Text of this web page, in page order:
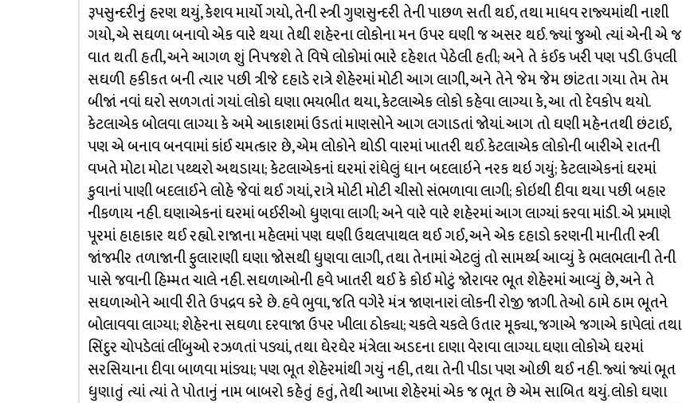
રૂપસુન્દરીનું હરણ થયું, કેશવ માર્યો ગયો, તેની સ્ત્રી ગુણસુન્દરી તેની પાછળ સતી થઈ, તથા માધવ રાજ્યમાંથી નાશી
ગયો, એ સઘળા બનાવો એક વારે થયા તેથી શહેરના લોકોના મન ઉપર ઘણી જ અસર થઈ. જ્યાં જુઓ ત્યાં એની એ જ
વાત થતી હતી, અને આગળ શું નિપજશે તે વિષે લોકોમાં ભારે દહેશત પેઠેલી હતી; અને તે કંઈક ખરી પણ પડી. ઉપલી
સઘળી હકીકત બની ત્યાર પછી ત્રીજે દહાડે રાત્રે શેહેરમાં મોટી આગ લાગી, અને તેને જેમ જેમ છાંટતા ગયા તેમ તેમ
બીજાં નવાં ઘરો સળગતાં ગયાં. લોકો ઘણા ભયભીત થયા, કેટલાએક લોકો કહેવા લાગ્યા કે, આ તો દેવકોપ થયો.
કેટલાએક બોલવા લાગ્યા કે અમે આકાશમાં ઉડતાં માણસોને આગ લગાડતાં જોયાં. આગ તો ઘણી મહેનતથી છંટાઈ,
પણ એ બનાવ બનવામાં કાંઈ ચમત્કાર છે, એમ લોકોને થોડી વારમાં ખાતરી થઈ. કેટલાએક લોકોની બારીએ રાતની
વખતે મોટા મોટા પથ્થરો અથડાયા; કેટલાએકનાં ઘરમાં રાંધેલું ધાન બદલાઇને નરક થઇ ગયું; કેટલાએકનાં ઘરમાં
કુવાનાં પાણી બદલાઈને લોહે જેવાં થઈ ગયાં, રાત્રે મોટી મોટી ચીસો સંભળાવા લાગી; કોઇથી દીવા થયા પછી બહાર
નીકળાય નહી. ઘણાએકનાં ઘરમાં બઈરીઓ ધુણવા લાગી; અને વારે વારે શહેરમાં આગ લાગ્યાં કરવા માંડી. એ પ્રમાણે
પૂરમાં હાહાકાર થઈ રહ્યો. રાજાના મહેલમાં પણ ઘણી ઉથલપાથલ થઈ ગઈ, અને એક દહાડો કરણની માનીતી સ્ત્રી
જાંજમીર તળાજાની ફુલારાણી ઘણા જોસથી ધુણવા લાગી, તથા તેનામાં એટલું તો સામર્થ્ય આવ્યું કે ભલભલાની તેની
પાસે જવાની હિમ્મત ચાલે નહી. સઘળાઓની હવે ખાતરી થઈ કે કોઈ મોટું જોરાવર ભૂત શેહેરમાં આવ્યું છે, અને તે
સઘળાઓને આવી રીતે ઉપદ્રવ કરે છે. હવે ભુવા, જતિ વગેરે મંત્ર જાણનારાં લોકની રોજી જાગી. તેઓ ઠામે ઠામ ભૂતને
બોલાવવા લાગ્યા; શેહેરના સઘળા દરવાજા ઉપર ખીલા ઠોક્યા; ચકલે ચકલે ઉતાર મૂક્યા, જગાએ જગાએ કાપેલાં તથા
સિંદુર ચોપડેલાં લીંબુઓ રઝળતાં પડ્યાં, તથા ઘેરઘેર મંત્રેલા અડદના દાણા વેરાવા લાગ્યા. ઘણા લોકોએ ઘરમાં
સરસિયાના દીવા બાળવા માંડ્યા; પણ ભૂત શેહેરમાંથી ગયું નહી, તથા તેની પીડા પણ ઓછી થઈ નહી. જ્યાં જ્યાં ભૂત
ધુણાતું ત્યાં ત્યાં તે પોતાનું નામ બાબરો કહેતું હતું, તેથી આખા શેહેરમાં એક જ ભૂત છે એમ સાબિત થયું. લોકો ઘણા